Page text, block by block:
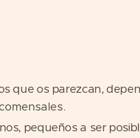
que os parezcan,
pequeños a ser